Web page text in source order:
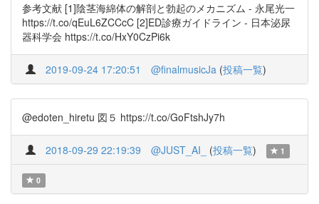
参考文献 [1]陰茎海綿体の解剖と勃起のメカニズム - 永尾光一
https://t.co/qEuL6ZCCcC [2]ED診療ガイドライン - 日本泌尿
器科学会 https://t.co/HxY0CzPi6k
2019-09-24 17:20:51 @finalmusicJa (投稿一覧)
@edoten_hiretu 図５ https://t.co/GoFtshJy7h
2018-09-29 22:19:39 @JUST_AI_ (投稿一覧) 1
0